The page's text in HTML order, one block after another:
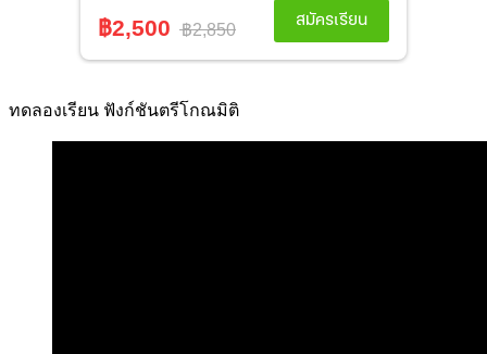
ทดลองเรียน ฟังก์ชันตรีโกณมิติ